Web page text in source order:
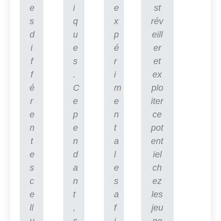
e
s
d
i
f
f
é
r
e
n
t
e
s
c
e
ll
i
q
u
e
s
.
C
e
p
e
n
d
a
n
t
,
e
x
p
é
r
i
m
e
n
t
a
l
e
s
a
f
st
rév
eill
er
et
ex
plo
iter
ce
pot
ent
iel
ch
ez
les
jeu